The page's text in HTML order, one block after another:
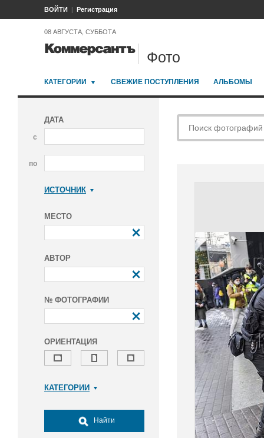
ВОЙТИ Регистрация
08 АВГУСТА, СУББОТА
Фото
КАТЕГОРИИ СВЕЖИЕ ПОСТУПЛЕНИЯ АЛЬБОМЫ
ДАТА
с
по
ИСТОЧНИК
МЕСТО
АВТОР
№ ФОТОГРАФИИ
ОРИЕНТАЦИЯ
КАТЕГОРИИ
Досуг, туризм и отдых
Культура
Найти